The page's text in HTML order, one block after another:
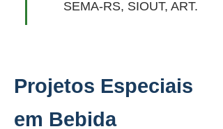
SEMA-RS, SIOUT, ART.
Projetos Especiais
em Bebida